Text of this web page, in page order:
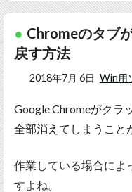
Chromeのタブ
戻す方法
2018年7月 6日 Win用
Google Chromeがクラ
全部消えてしまうこと
作業している場合によ
すよね。